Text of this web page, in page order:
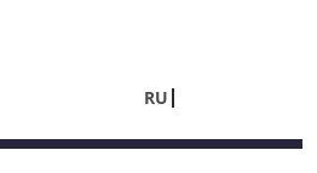
RU